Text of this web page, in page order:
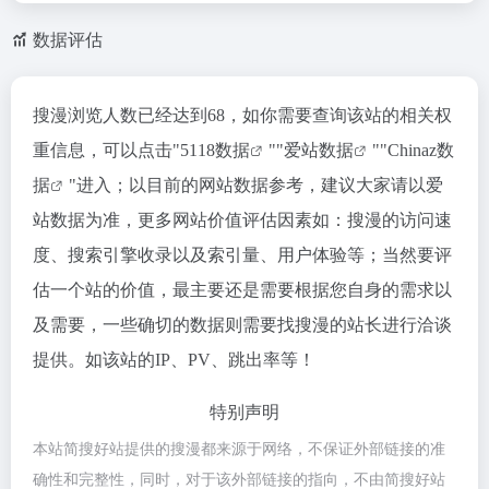
数据评估
搜漫浏览人数已经达到68，如你需要查询该站的相关权
重信息，可以点击"5118数据 ""爱站数据 ""Chinaz数
据
"进入；以目前的网站数据参考，建议大家请以爱
站数据为准，更多网站价值评估因素如：搜漫的访问速
度、搜索引擎收录以及索引量、用户体验等；当然要评
估一个站的价值，最主要还是需要根据您自身的需求以
及需要，一些确切的数据则需要找搜漫的站长进行洽谈
提供。如该站的IP、PV、跳出率等！
特别声明
本站简搜好站提供的搜漫都来源于网络，不保证外部链接的准
确性和完整性，同时，对于该外部链接的指向，不由简搜好站